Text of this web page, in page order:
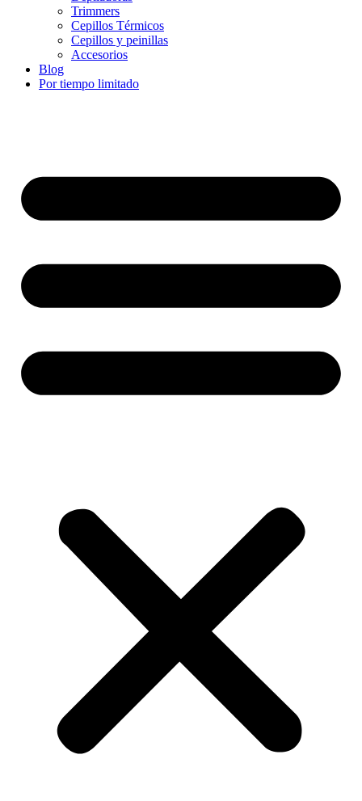
Trimmers
Cepillos Térmicos
Cepillos y peinillas
Accesorios
Blog
Por tiempo limitado